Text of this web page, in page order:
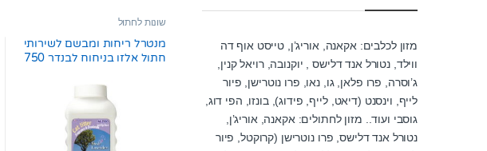
שונות לחתול
מנטרל ריחות ומבשם לשירותי
חתול אלזו בניחוח לבנדר 750
מזון לכלבים: אקאנה, אוריג’ן, טייסט אוף דה
ווילד, נטורל אנד דלישס , יוקנובה, רויאל קנין,
ג’וסרה, פרו פלאן, גו, נאו, פרו נוטרישן, פיור
לייף, וינסנט (דיאט, לייף, פידוג), בונזו, הפי דוג,
גוסבי ועוד.. מזון לחתולים: אקאנה, אוריג’ן,
נטורל אנד דלישס, פרו נוטרישן (קרוקטל, פיור